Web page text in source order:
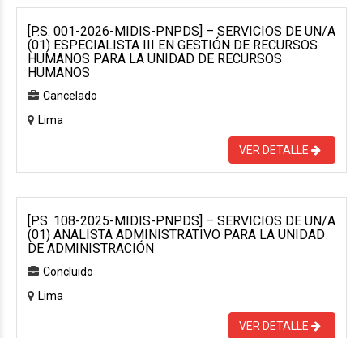
[P.S. 001-2026-MIDIS-PNPDS] – SERVICIOS DE UN/A
(01) ESPECIALISTA III EN GESTIÓN DE RECURSOS
HUMANOS PARA LA UNIDAD DE RECURSOS
HUMANOS
Cancelado
Lima
VER DETALLE
[P.S. 108-2025-MIDIS-PNPDS] – SERVICIOS DE UN/A
(01) ANALISTA ADMINISTRATIVO PARA LA UNIDAD
DE ADMINISTRACIÓN
Concluido
Lima
VER DETALLE